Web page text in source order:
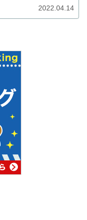
2022.04.14